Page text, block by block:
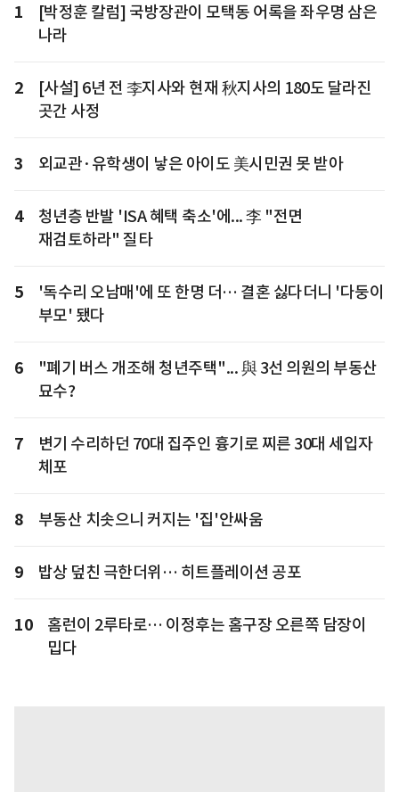
1
[박정훈 칼럼] 국방장관이 모택동 어록을 좌우명 삼은
나라
2
[사설] 6년 전 李지사와 현재 秋지사의 180도 달라진
곳간 사정
3 외교관·유학생이 낳은 아이도 美시민권 못 받아
4
청년층 반발 'ISA 혜택 축소'에... 李 "전면
재검토하라" 질타
5
'독수리 오남매'에 또 한명 더… 결혼 싫다더니 '다둥이
부모' 됐다
6
"폐기 버스 개조해 청년주택"... 與 3선 의원의 부동산
묘수?
7
변기 수리하던 70대 집주인 흉기로 찌른 30대 세입자
체포
8 부동산 치솟으니 커지는 '집'안싸움
9 밥상 덮친 극한더위… 히트플레이션 공포
10
홈런이 2루타로… 이정후는 홈구장 오른쪽 담장이
밉다